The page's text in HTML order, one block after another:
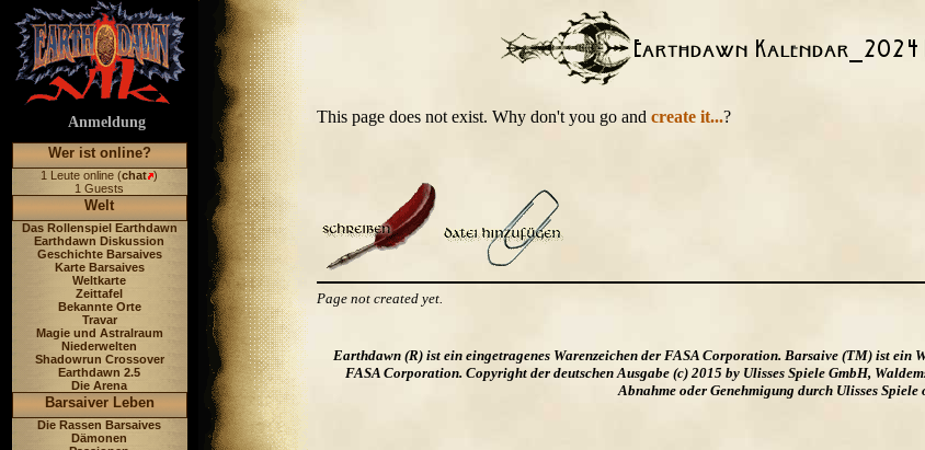
Anmeldung
Wer ist online?
1 Leute online (chat )
1 Guests
Welt
Das Rollenspiel Earthdawn
Earthdawn Diskussion
Geschichte Barsaives
Karte Barsaives
Weltkarte
Zeittafel
Bekannte Orte
Travar
Magie und Astralraum
Niederwelten
Shadowrun Crossover
Earthdawn 2.5
Die Arena
Barsaiver Leben
Die Rassen Barsaives
Dämonen
This page does not exist. Why don't you go and create it...?
Page not created yet.
Earthdawn (R) ist ein eingetragenes Warenzeichen der FASA Corporation. Barsaive (TM) ist ein
FASA Corporation. Copyright der deutschen Ausgabe (c) 2015 by Ulisses Spiele GmbH,
Abnahme oder Genehmigung durch Ulisses Spiele